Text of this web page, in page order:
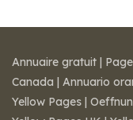
Annuaire gratuit |
Canada | Annuario
Yellow Pages |